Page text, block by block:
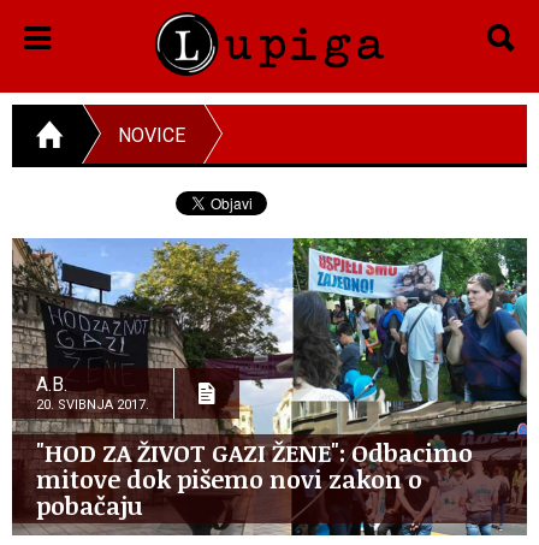
NOVICE
A.B.
20. SVIBNJA 2017.
"HOD ZA ŽIVOT GAZI ŽENE": Odbacimo
mitove dok pišemo novi zakon o
pobačaju